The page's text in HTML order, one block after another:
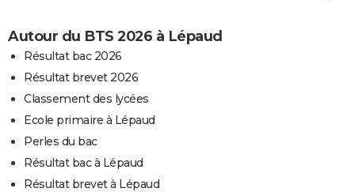
Autour du BTS 2026 à Lépaud
Résultat bac 2026
Résultat brevet 2026
Classement des lycées
Ecole primaire à Lépaud
Perles du bac
Résultat bac à Lépaud
Résultat brevet à Lépaud